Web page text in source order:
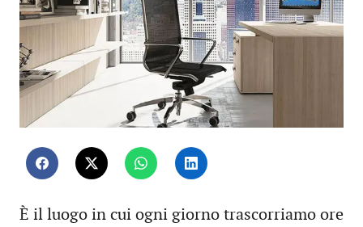
È il luogo in cui ogni giorno trascorriamo ore